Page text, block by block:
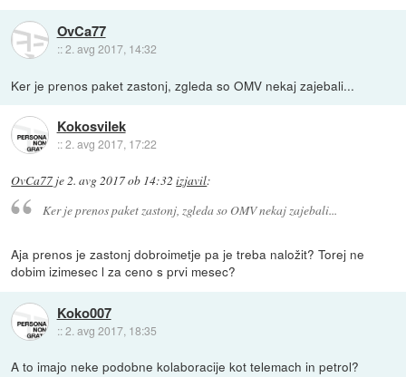
OvCa77
::2. avg 2017, 14:32
Ker je prenos paket zastonj, zgleda so OMV nekaj zajebali...
Kokosvilek
::2. avg 2017, 17:22
OvCa77 je2. avg 2017 ob 14:32 izjavil:
Ker je prenos paket zastonj, zgleda so OMV nekaj zajebali...
Aja prenos je zastonj dobroimetje pa je treba naložit? Torej ne
dobim izimesec l za ceno s prvi mesec?
Koko007
::2. avg 2017, 18:35
A to imajo neke podobne kolaboracije kot telemach in petrol?